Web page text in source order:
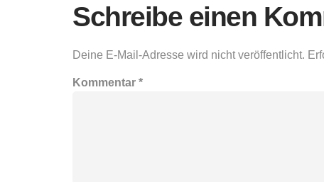
Schreibe einen
Deine E-Mail-Adresse wird nicht veröffentlicht.
Kommentar *